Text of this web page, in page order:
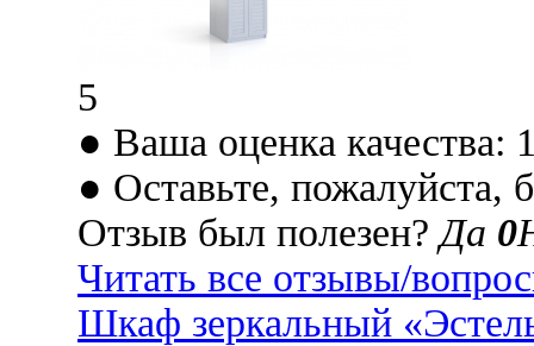
5
● Ваша оценка качества:
● Оставьте, пожалуйста,
Отзыв был полезен?Да 0
Читать все отзывы/
Шкаф зеркальный